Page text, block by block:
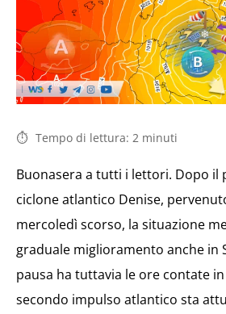
Tempo di lettura: 2 minuti
Buonasera a tutti i lettori. Dopo il
ciclone atlantico Denise,
mercoledì scorso, la situazione
graduale miglioramento anche in
pausa ha tuttavia le ore contate
secondo impulso atlantico sta